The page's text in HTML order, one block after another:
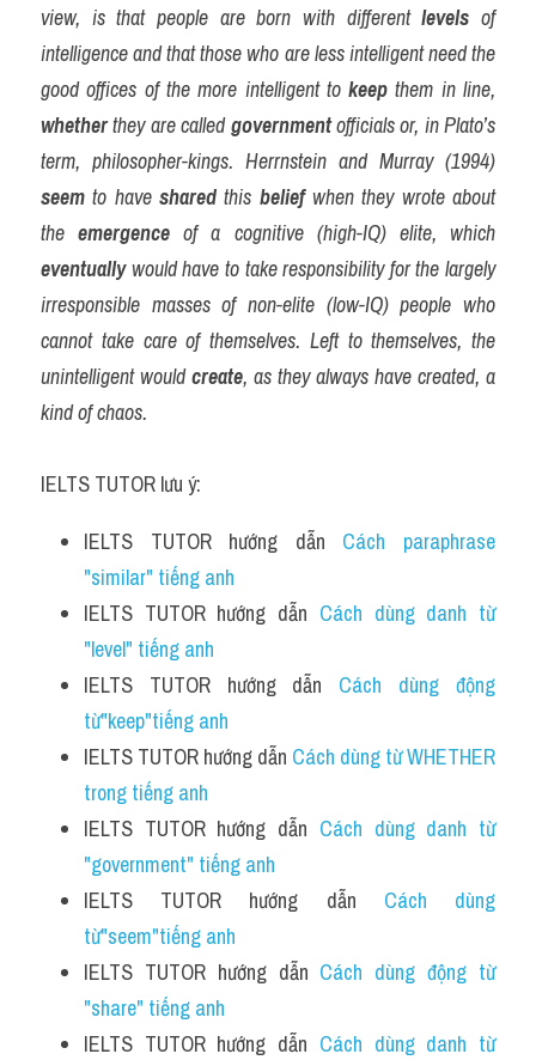
view, is that people are born with different levels of
intelligence and that those who are less intelligent need the
good offices of the more intelligent to keep
whether they are called government officials or, in Plato’s
seem to have shared this belief when they wrote about
the emergence
eventually would have to take responsibility for the largely
irresponsible masses of non-elite (low-IQ) people who
cannot take care of themselves. Left to themselves, the
unintelligent would create, as they always have created, a
kind of chaos.
IELTS TUTOR lưu ý:
IELTS TUTOR hướng dẫn Cách paraphrase
"similar" tiếng anh
IELTS TUTOR hướng dẫn Cách dùng danh từ
"level" tiếng anh
IELTS TUTOR hướng dẫn Cách dùng động
từ"keep"tiếng anh
IELTS TUTOR hướng dẫn Cách dùng từ WHETHER
trong tiếng anh
IELTS TUTOR hướng dẫn Cách dùng danh từ
"government" tiếng anh
IELTS TUTOR hướng dẫn Cách dùng
từ"seem"tiếng anh
IELTS TUTOR hướng dẫn Cách dùng động từ
"share" tiếng anh
IELTS TUTOR hướng dẫn Cách dùng danh từ